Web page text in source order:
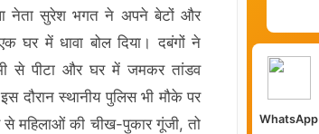
नेता सुरेश भगत ने अपने बेटों और
घर में धावा बोल दिया। दबंगों ने
से पीटा और घर में जमकर तांडव
दौरान स्थानीय पुलिस भी मौके पर
से महिलाओं की चीख-पुकार गूंजी, तो
WhatsApp